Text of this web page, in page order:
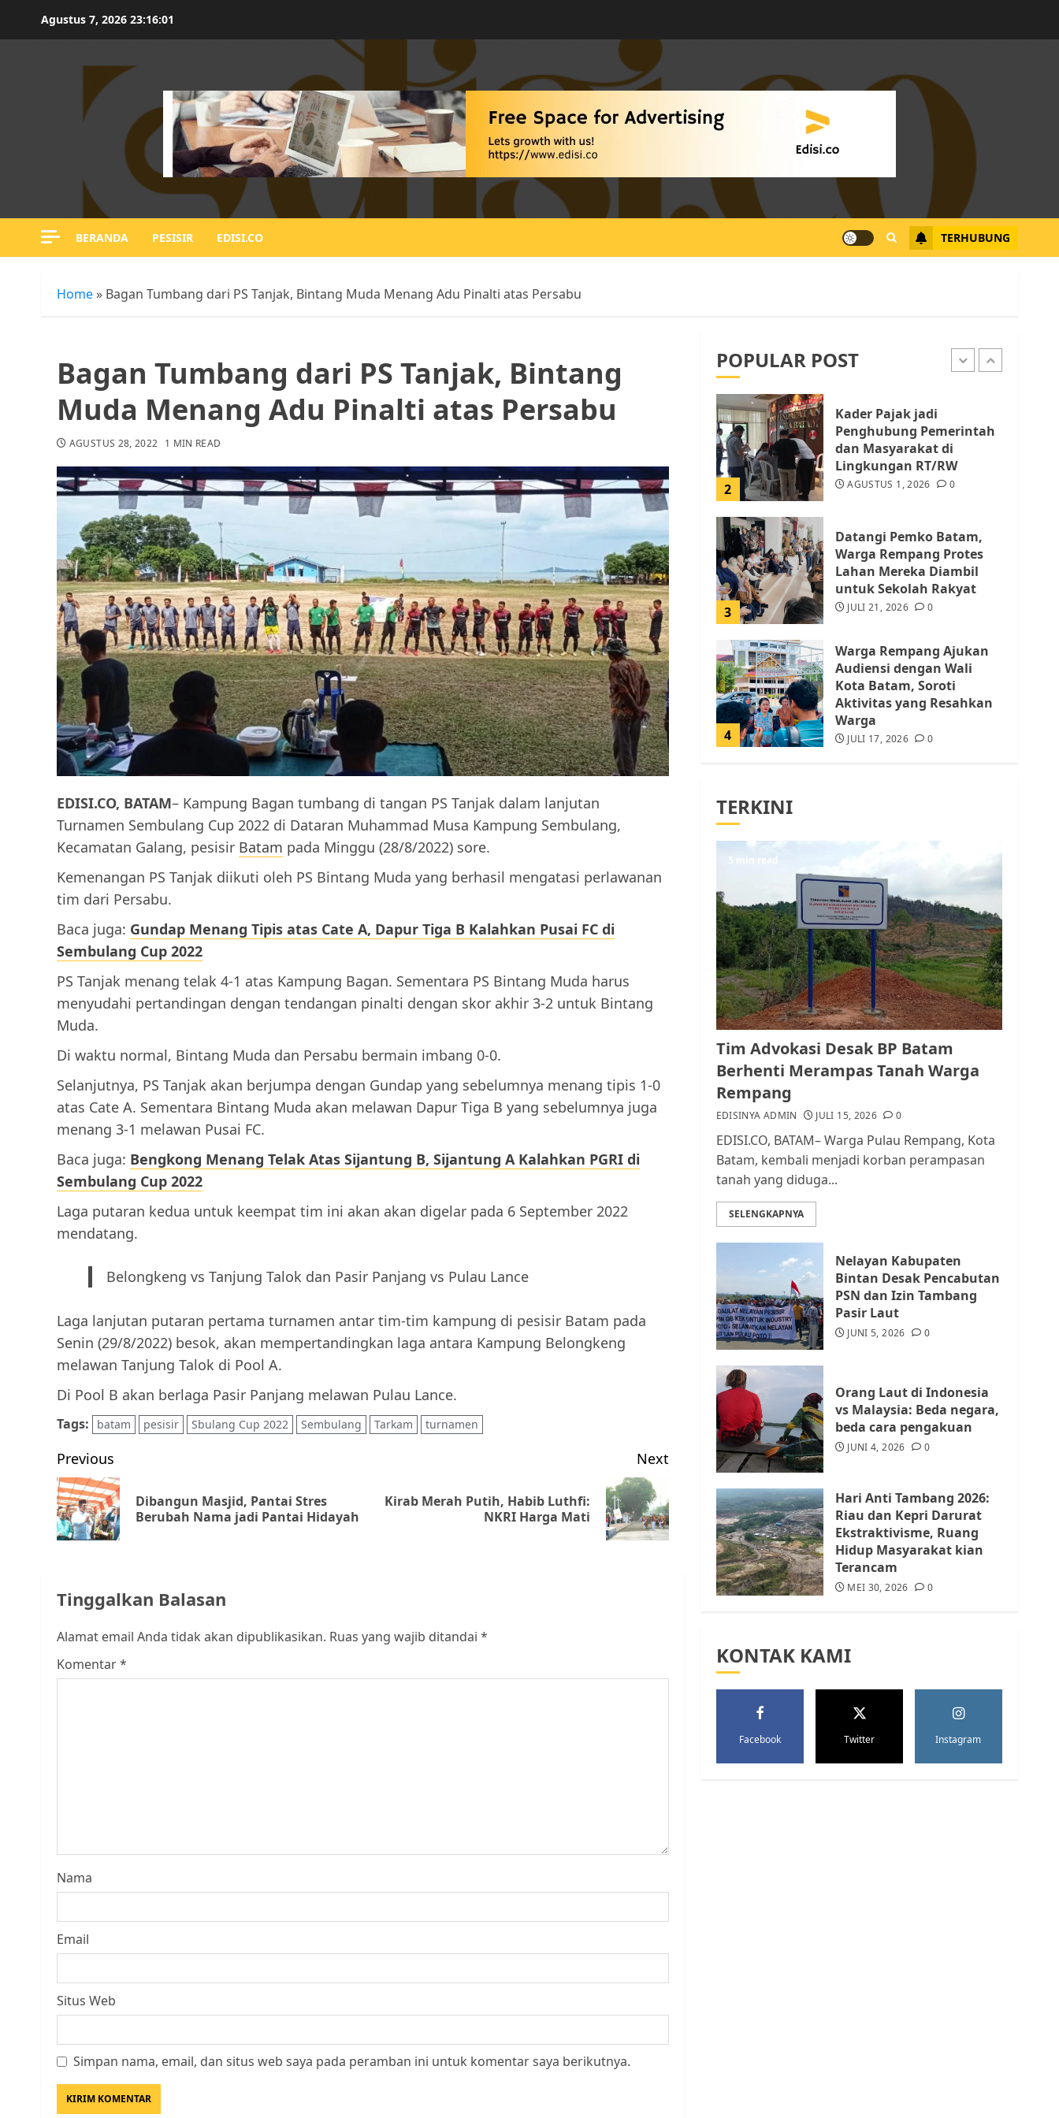
Agustus 7, 2026 23:16:01
BERANDA PESISIR EDISI.CO TERHUBUNG
Home » Bagan Tumbang dari PS Tanjak, Bintang Muda Menang Adu Pinalti atas Persabu
Bagan Tumbang dari PS Tanjak, Bintang
Muda Menang Adu Pinalti atas Persabu
AGUSTUS 28, 2022 1 MIN READ
EDISI.CO, BATAM– Kampung Bagan tumbang di tangan PS Tanjak dalam lanjutan
Turnamen Sembulang Cup 2022 di Dataran Muhammad Musa Kampung Sembulang,
Kecamatan Galang, pesisir Batam pada Minggu (28/8/2022) sore.
Kemenangan PS Tanjak diikuti oleh PS Bintang Muda yang berhasil mengatasi perlawanan
tim dari Persabu.
Baca juga: Gundap Menang Tipis atas Cate A, Dapur Tiga B Kalahkan Pusai FC di
Sembulang Cup 2022
PS Tanjak menang telak 4-1 atas Kampung Bagan. Sementara PS Bintang Muda harus
menyudahi pertandingan dengan tendangan pinalti dengan skor akhir 3-2 untuk Bintang
Muda.
Di waktu normal, Bintang Muda dan Persabu bermain imbang 0-0.
Selanjutnya, PS Tanjak akan berjumpa dengan Gundap yang sebelumnya menang tipis 1-0
atas Cate A. Sementara Bintang Muda akan melawan Dapur Tiga B yang sebelumnya juga
menang 3-1 melawan Pusai FC.
Baca juga: Bengkong Menang Telak Atas Sijantung B, Sijantung A Kalahkan PGRI di
Sembulang Cup 2022
Laga putaran kedua untuk keempat tim ini akan akan digelar pada 6 September 2022
mendatang.
Belongkeng vs Tanjung Talok dan Pasir Panjang vs Pulau Lance
Laga lanjutan putaran pertama turnamen antar tim-tim kampung di pesisir Batam pada
Senin (29/8/2022) besok, akan mempertandingkan laga antara Kampung Belongkeng
melawan Tanjung Talok di Pool A.
Di Pool B akan berlaga Pasir Panjang melawan Pulau Lance.
Tags: batam pesisir Sbulang Cup 2022 Sembulang Tarkam turnamen
Post
navigation
Previous
Previous
Dibangun Masjid, Pantai Stres
Berubah Nama jadi Pantai Hidayah
Next
NextKirab Merah Putih, Habib Luthfi:
NKRI Harga Mati
Tinggalkan Balasan
Alamat email Anda tidak akan dipublikasikan. Ruas yang wajib ditandai *
Komentar*
Nama
Email
Situs Web
Simpan nama, email, dan situs web saya pada peramban ini untuk komentar saya berikutnya.
POPULAR POST
Warga Rempang Ajukan
Kota Batam, Soroti
Aktivitas yang Resahkan
0
Batam Berhenti
Merampas Tanah Warga
Rempang
JULI 15, 2026
1 AGUSTUS 1, 2026
2
Kader Pajak jadi
Penghubung Pemerintah
dan Masyarakat di
Lingkungan RT/RW
AGUSTUS 1, 2026 0
3
Datangi Pemko Batam,
Warga Rempang Protes
Lahan Mereka Diambil
untuk Sekolah Rakyat
JULI 21, 2026 0
4
Warga Rempang Ajukan
Audiensi dengan Wali
Kota Batam, Soroti
Aktivitas yang Resahkan
Warga
JULI 17, 2026 0
5 JULI 15, 2026
1
Pemko Batam Tegaskan
RT dan RW bukan Petugas
Pendataan dan
Pemungutan Pajak
AGUSTUS 1, 2026 0
2
Kader Pajak jadi
Penghubung Pemerintah
dan Masyarakat di
Lingkungan RT/RW
3
Datangi Pemko Batam,
Warga Rempang Protes
Lahan Mereka Diambil
4
Warga Rempang Ajukan
Audiensi dengan Wali
Kota Batam, Soroti
Aktivitas yang Resahkan
Warga
5
Tim Advokasi Desak BP
Batam Berhenti
Merampas Tanah Warga
Rempang
TERKINI
5 min read
Tim Advokasi Desak BP Batam
Berhenti Merampas Tanah Warga
Rempang
EDISINYA ADMIN JULI 15, 2026 0
EDISI.CO, BATAM– Warga Pulau Rempang, Kota
Batam, kembali menjadi korban perampasan
tanah yang diduga...
SELENGKAPNYA
Nelayan Kabupaten
Bintan Desak Pencabutan
PSN dan Izin Tambang
Pasir Laut
JUNI 5, 2026 0
Orang Laut di Indonesia
vs Malaysia: Beda negara,
beda cara pengakuan
JUNI 4, 2026 0
Hari Anti Tambang 2026:
Riau dan Kepri Darurat
Ekstraktivisme, Ruang
Hidup Masyarakat kian
Terancam
MEI 30, 2026 0
KONTAK KAMI
Facebook Twitter Instagram